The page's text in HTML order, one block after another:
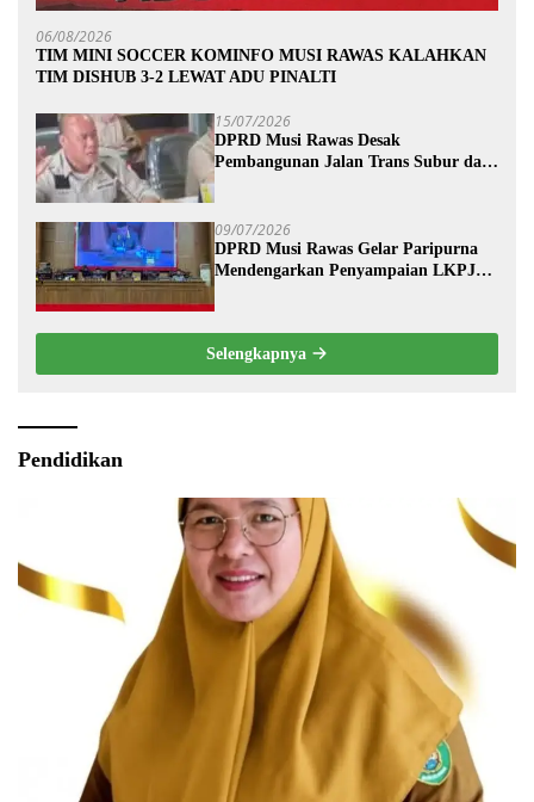
06/08/2026
TIM MINI SOCCER KOMINFO MUSI RAWAS KALAHKAN
TIM DISHUB 3-2 LEWAT ADU PINALTI
15/07/2026
DPRD Musi Rawas Desak
Pembangunan Jalan Trans Subur dan
09/07/2026
DPRD Musi Rawas Gelar Paripurna
Mendengarkan Penyampaian LKPJ
Selengkapnya
Pendidikan